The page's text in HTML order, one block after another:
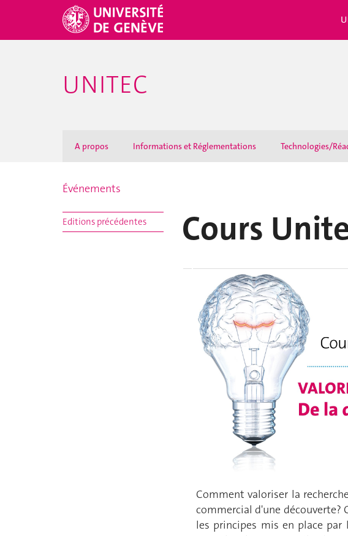
UNITEC
A propos Informations et Réglementations Technologies/
Événements
Editions précédentes Cours
Comment valoriser la
commercial d'une
les principes mis en place